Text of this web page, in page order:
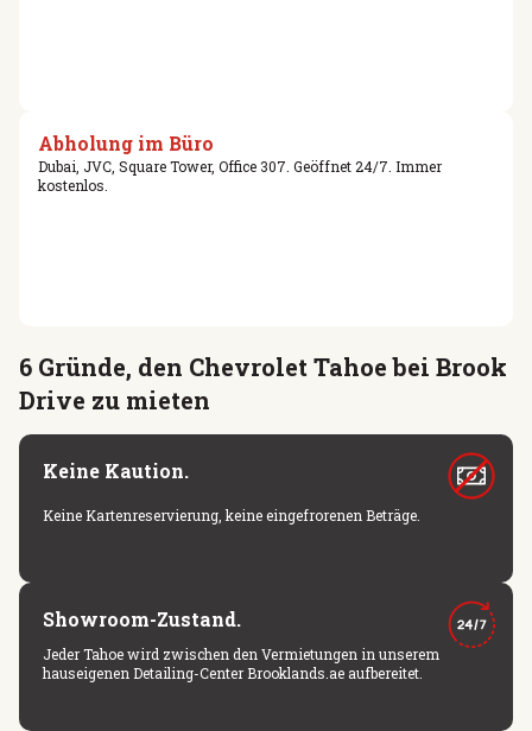
Abholung im Büro
Dubai, JVC, Square Tower, Office 307. Geöffnet 24/7. Immer
kostenlos.
6 Gründe, den Chevrolet Tahoe bei Brook
Drive zu mieten
Keine Kaution.
Keine Kartenreservierung, keine eingefrorenen Beträge.
Showroom-Zustand.
Jeder Tahoe wird zwischen den Vermietungen in unserem
hauseigenen Detailing-Center Brooklands.ae aufbereitet.